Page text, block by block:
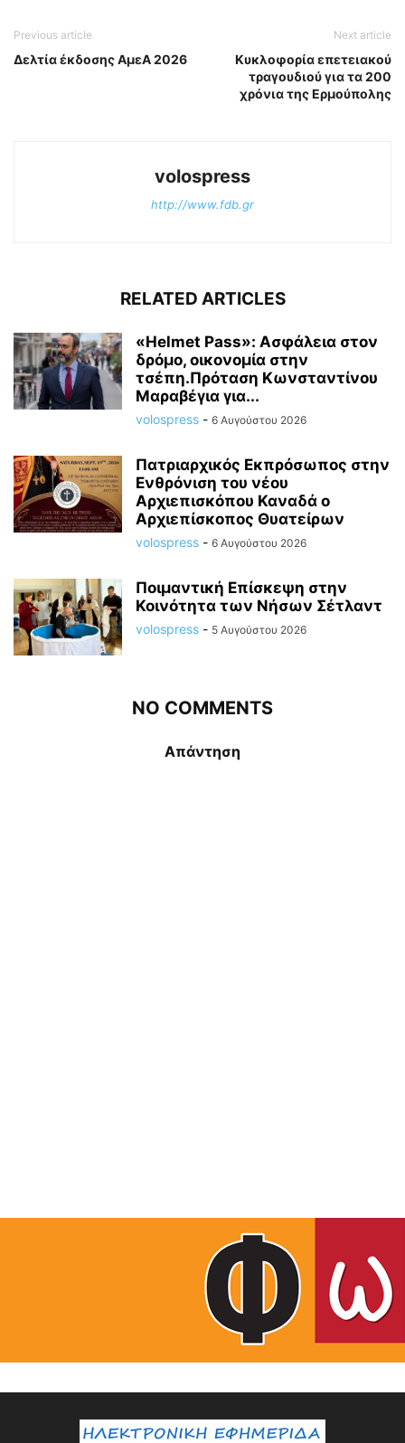
Previous article
Δελτία έκδοσης ΑμεΑ 2026
Next article
Κυκλοφορία επετειακού
τραγουδιού για τα 200
χρόνια της Ερμούπολης
volospress
http://www.fdb.gr
RELATED ARTICLES
«Helmet Pass»: Ασφάλεια στον
δρόμο, οικονομία στην
τσέπη.Πρόταση Κωνσταντίνου
Μαραβέγια για...
volospress - 6 Αυγούστου 2026
Πατριαρχικός Εκπρόσωπος στην
Ενθρόνιση του νέου
Αρχιεπισκόπου Καναδά ο
Αρχιεπίσκοπος Θυατείρων
volospress - 6 Αυγούστου 2026
Ποιμαντική Επίσκεψη στην
Κοινότητα των Νήσων Σέτλαντ
volospress - 5 Αυγούστου 2026
NO COMMENTS
Απάντηση